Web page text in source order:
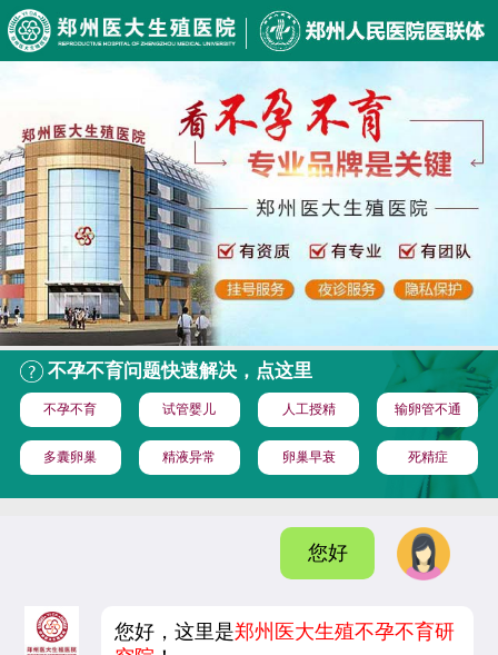
不孕不育问题快速解决，点这里
不孕不育 试管婴儿 人工授精 输卵管不通
多囊卵巢 精液异常 卵巢早衰 死精症
您好
您好，这里是郑州医大生殖不孕不育研